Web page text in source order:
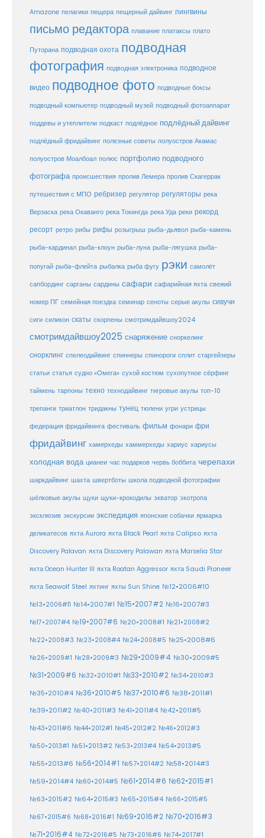
Amazone пелагики пещера пещерный дайвинг пингвины
письмо редактора плавание платаксы плато
Путорана подводная охота подводная
фотография подводная электроника подводное
видео подводное фото подводные боксы
подводный компьютер подводный музей подводный фотоаппарат
поддевы и утеплители подкаст подлёдное подлёдный дайвинг
подлёдный фридайвинг полезные советы полуостров Акамас
полуостров Моалбоал полюс портфолио подводного
фотографа происшествия пролив Лемера пролив Скагеррак
путешествия с МПО ребризер регулятор регуляторы река
Верзаска река Окаванго река Токингда река Уда реки рекорд
ресорт ретро рибы рифы розыгрыш рыба-дьявол рыба-камень
рыба-кардинал рыба-клоун рыба-луна рыба-лягушка рыба-
попугай рыба-флейта рыбалка рыба фугу рэки самолёт
сапбординг сарганы сардины сафари сафарийная яхта свежий
номер ПГ семейная поездка семинар сеноты серые акулы сивучи
сиги силикон скаты скорпены смотримдайвшоу2024
смотримдайвшоу2025 снаряжение сноркелинг
снорклинг спелеодайвинг спиннеры спинороги сплит старгейзеры
статьи статья судно «Омега» сухой костюм сухопутное сёрфинг
таймень тарпоны техно технодайвинг тигровые акулы топ-10
трепанги триатлон тридакны тунец тюлени угри устрицы
федерация фридайвинга фестиваль фильм фонари фри
фридайвинг хамерхеды хаммерхеды хариус хариусы
холодная вода цианеи час подарков червь боббита черепахи
шаркдайвинг шахта швертботы школа подводной фотографии
шёлковые акулы щуки щуки-крокодилы экватор экотропа
эксклюзив экскурсии экспедиция японские собачки ярмарка
деликатесов яхта Aurora яхта Black Pearl яхта Calipso яхта
Discovery Palavan яхта Discovery Palawan яхта Marselia Star
яхта Ocean Hunter III яхта Roatan Aggressor яхта Saudi Pioneer
яхта Seawolf Steel яхтинг яхты Sun Shine №12•2006#10
№13•2006#11 №14•2007#1 №15•2007#2 №16•2007#3
№17•2007#4 №19•2007#6 №20•2008#1 №21•2008#2
№22•2008#3 №23•2008#4 №24•2008#5 №25•2008#6
№26•2009#1 №28•2009#3 №29•2009#4 №30•2009#5
№31•2009#6 №32•2010#1 №33•2010#2 №34•2010#3
№35•2010#4 №36•2010#5 №37•2010#6 №38•2011#1
№39•2011#2 №40•2011#3 №41•2011#4 №42•2011#5
№43•2011#6 №44•2012#1 №45•2012#2 №46•2012#3
№50•2013#1 №51•2013#2 №53•2013#4 №54•2013#5
№55•2013#6 №56•2014#1 №57•2014#2 №58•2014#3
№59•2014#4 №60•2014#5 №61•2014#6 №62•2015#1
№63•2015#2 №64•2015#3 №65•2015#4 №66•2015#5
№67•2015#6 №68•2016#1 №69•2016#2 №70•2016#3
№71•2016#4 №72•2016#5 №73•2016#6 №74•2017#1